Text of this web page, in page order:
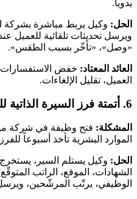
يدوياً.
الحل:
ويرسل تحديثات تلقائية للعميل
«وصل»، «تأخّر بسبب الطقس».
العائد المعتاد:
العميل، تقليل الإلغاءات.
6. أتمتة فرز السيرة الذاتية للتوظيف
المشكلة:
الموارد البشرية تأخذ أسبوعاً للفرز
الحل:وكيل يستلم السير، يستخرج
الشهادات، الموقع، الراتب
الوظيفي، يرتّب المرشّحين، ويرسل